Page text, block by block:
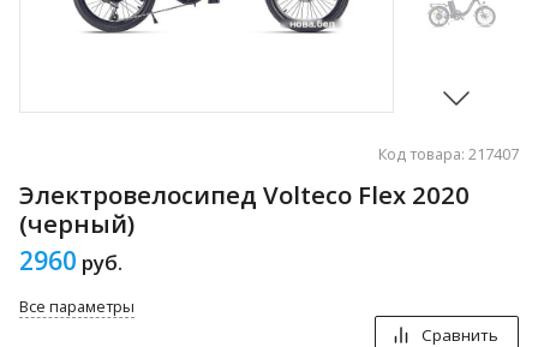
Код товара: 217407
Электровелосипед Volteco Flex 2020
(черный)
2960 руб.
Все параметры
Сравнить